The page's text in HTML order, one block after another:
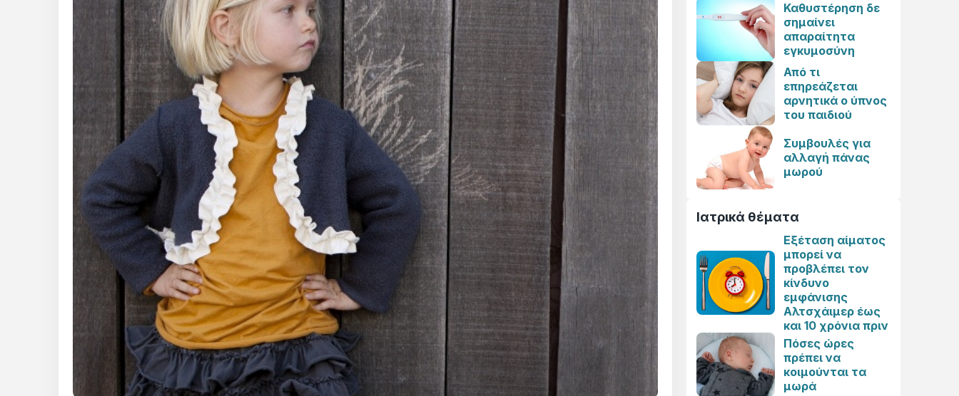
Καθυστέρηση δε
σημαίνει
απαραίτητα
εγκυμοσύνη
Από τι
επηρεάζεται
αρνητικά ο ύπνος
του παιδιού
Συμβουλές για
αλλαγή πάνας
μωρού
Ιατρικά θέματα
Εξέταση αίματος
μπορεί να
προβλέπει τον
κίνδυνο
εμφάνισης
Αλτσχάιμερ έως
και 10 χρόνια πριν
Πόσες ώρες
πρέπει να
κοιμούνται τα
μωρά